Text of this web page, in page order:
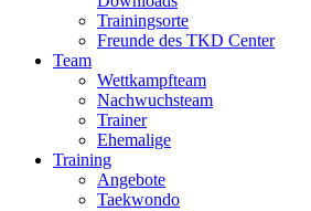
Trainingsorte
Freunde des TKD Center
Team
Wettkampfteam
Nachwuchsteam
Trainer
Ehemalige
Training
Angebote
Taekwondo